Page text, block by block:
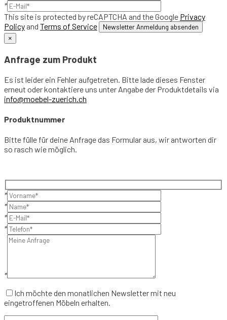
*
This site is protected by reCAPTCHA and the Google Privacy
Policy and Terms of Service
×
Anfrage zum Produkt
Es ist leider ein Fehler aufgetreten. Bitte lade dieses Fenster
erneut oder kontaktiere uns unter Angabe der Produktdetails via
info@moebel-zuerich.ch
Produktnummer
Bitte fülle für deine Anfrage das Formular aus, wir antworten dir
so rasch wie möglich.
*
*
*
*
*
Ich möchte den monatlichen Newsletter mit neu
eingetroffenen Möbeln erhalten.